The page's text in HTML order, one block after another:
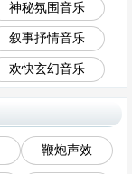
神秘氛围音乐
叙事抒情音乐
欢快玄幻音乐
鞭炮声效